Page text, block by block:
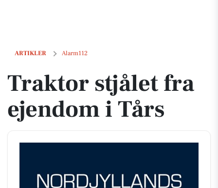
ARTIKLER Alarm112
Traktor stjålet fra ejendom i Tårs
Traktor stjålet fra
ejendom i Tårs